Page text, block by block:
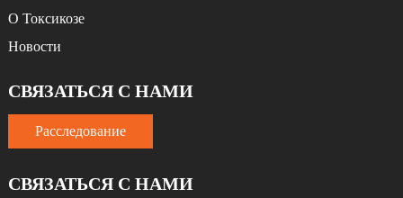
О Токсикозе
Новости
СВЯЗАТЬСЯ С НАМИ
Расследование
СВЯЗАТЬСЯ С НАМИ